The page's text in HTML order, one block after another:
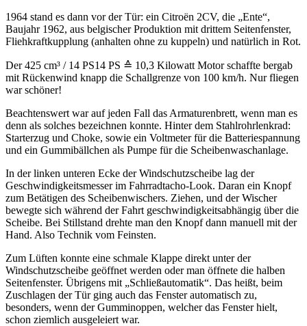
1964 stand es dann vor der Tür: ein Citroën 2CV, die
Ente ,
Baujahr 1962, aus belgischer Produktion mit drittem Seitenfenster,
Fliehkraftkupplung (anhalten ohne zu kuppeln) und natürlich in Rot.
Der 425 cm³ / 14 PS14 PS ≙ 10,3 Kilowatt Motor schaffte bergab
mit Rückenwind knapp die Schallgrenze von 100 km/h. Nur fliegen
war schöner!
Beachtenswert war auf jeden Fall das Armaturenbrett, wenn man es
denn als solches bezeichnen konnte. Hinter dem Stahlrohrlenkrad:
Starterzug und Choke, sowie ein Voltmeter für die Batteriespannung
und ein Gummibällchen als Pumpe für die Scheibenwaschanlage.
In der linken unteren Ecke der Windschutzscheibe lag der
Geschwindigkeitsmesser im Fahrradtacho-Look. Daran ein Knopf
zum Betätigen des Scheibenwischers. Ziehen, und der Wischer
bewegte sich während der Fahrt geschwindigkeitsabhängig über die
Scheibe. Bei Stillstand drehte man den Knopf dann manuell mit der
Hand. Also Technik vom Feinsten.
Zum Lüften konnte eine schmale Klappe direkt unter der
Windschutzscheibe geöffnet werden oder man öffnete die halben
Seitenfenster. Übrigens mit
Schließautomatik . Das heißt, beim
Zuschlagen der Tür ging auch das Fenster automatisch zu,
besonders, wenn der Gumminoppen, welcher das Fenster hielt,
schon ziemlich ausgeleiert war.